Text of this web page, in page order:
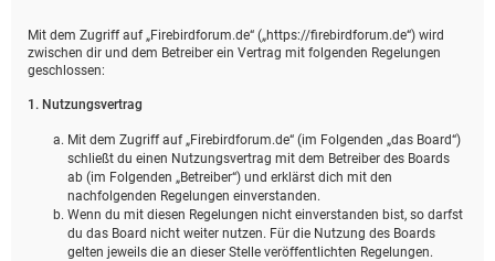
Mit dem Zugriff auf „Firebirdforum.de“ („https://firebirdforum.de“) wird
zwischen dir und dem Betreiber ein Vertrag mit folgenden Regelungen
geschlossen:
1. Nutzungsvertrag
Mit dem Zugriff auf „Firebirdforum.de“ (im Folgenden „das Board“)
schließt du einen Nutzungsvertrag mit dem Betreiber des Boards
ab (im Folgenden „Betreiber“) und erklärst dich mit den
nachfolgenden Regelungen einverstanden.
Wenn du mit diesen Regelungen nicht einverstanden bist, so darfst
du das Board nicht weiter nutzen. Für die Nutzung des Boards
gelten jeweils die an dieser Stelle veröffentlichten Regelungen.